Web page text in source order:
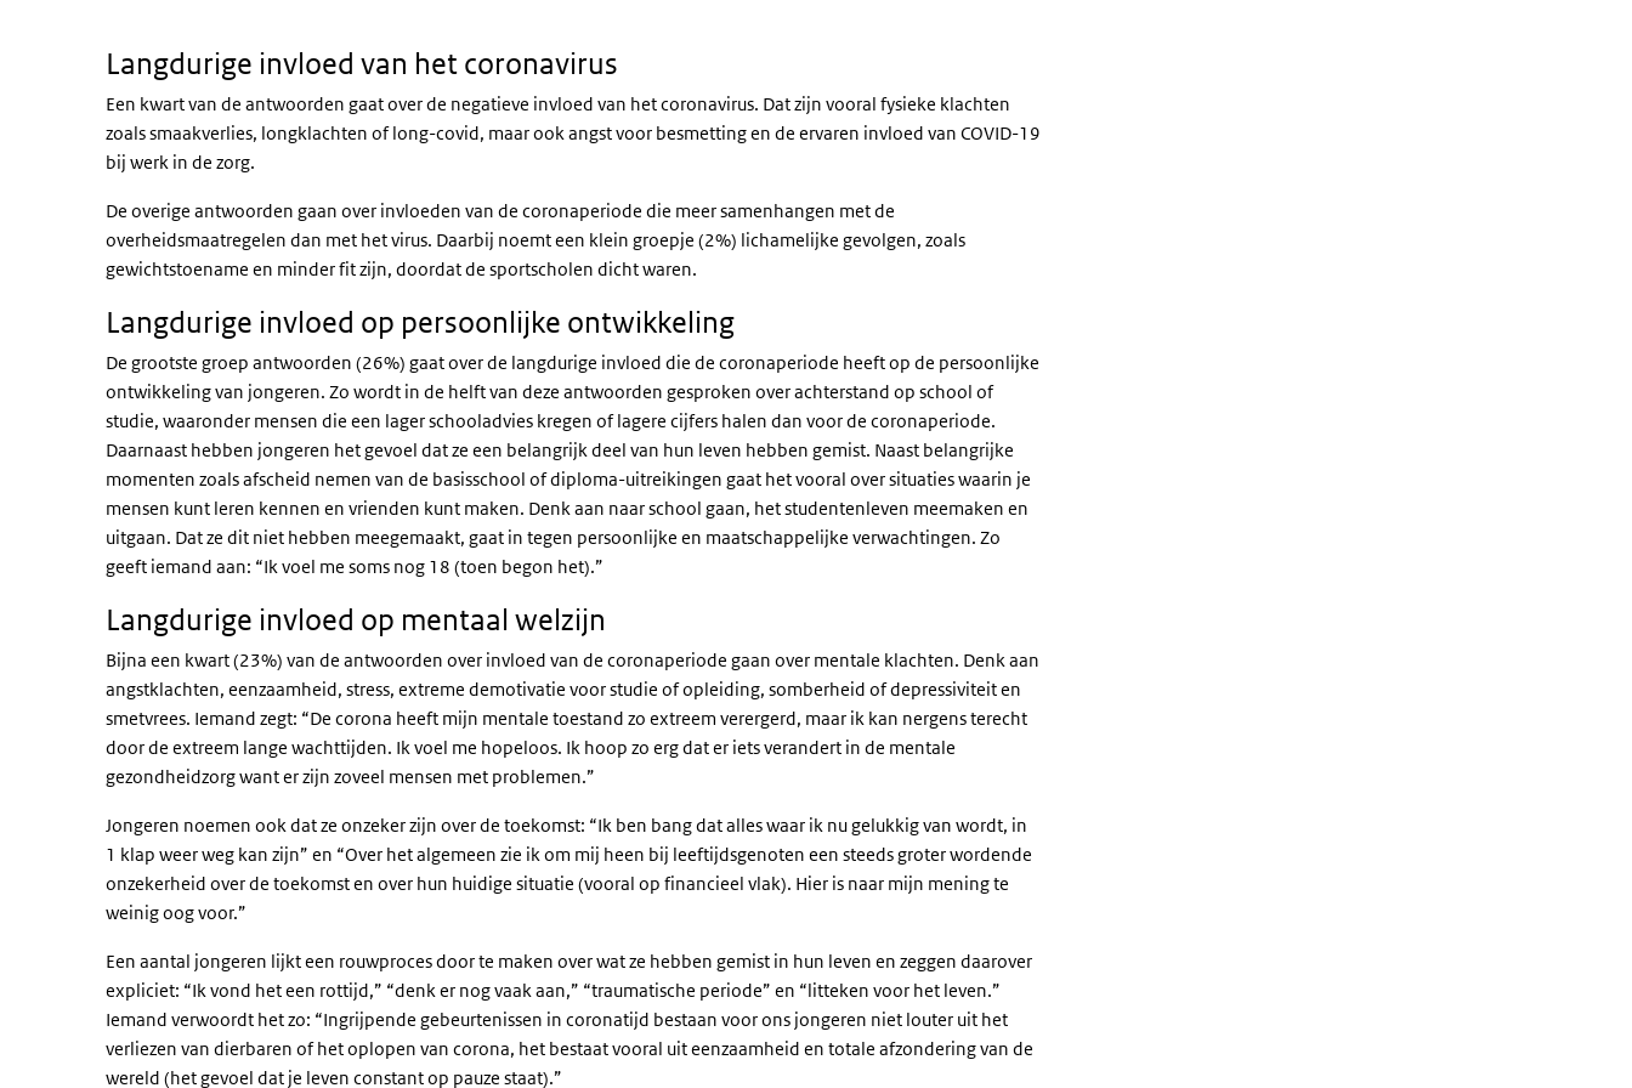
Langdurige invloed van het coronavirus
Een kwart van de antwoorden gaat over de negatieve invloed van het coronavirus. Dat zijn vooral fysieke klachten
zoals smaakverlies, longklachten of long-covid, maar ook angst voor besmetting en de ervaren invloed van COVID-19
bij werk in de zorg.
De overige antwoorden gaan over invloeden van de coronaperiode die meer samenhangen met de
overheidsmaatregelen dan met het virus. Daarbij noemt een klein groepje (2%) lichamelijke gevolgen, zoals
gewichtstoename en minder fit zijn, doordat de sportscholen dicht waren.
Langdurige invloed op persoonlijke ontwikkeling
De grootste groep antwoorden (26%) gaat over de langdurige invloed die de coronaperiode heeft op de persoonlijke
ontwikkeling van jongeren. Zo wordt in de helft van deze antwoorden gesproken over achterstand op school of
studie, waaronder mensen die een lager schooladvies kregen of lagere cijfers halen dan voor de coronaperiode.
Daarnaast hebben jongeren het gevoel dat ze een belangrijk deel van hun leven hebben gemist. Naast belangrijke
momenten zoals afscheid nemen van de basisschool of diploma-uitreikingen gaat het vooral over situaties waarin je
mensen kunt leren kennen en vrienden kunt maken. Denk aan naar school gaan, het studentenleven meemaken en
uitgaan. Dat ze dit niet hebben meegemaakt, gaat in tegen persoonlijke en maatschappelijke verwachtingen. Zo
geeft iemand aan: “Ik voel me soms nog 18 (toen begon het).”
Langdurige invloed op mentaal welzijn
Bijna een kwart (23%) van de antwoorden over invloed van de coronaperiode gaan over mentale klachten. Denk aan
angstklachten, eenzaamheid, stress, extreme demotivatie voor studie of opleiding, somberheid of depressiviteit en
smetvrees. Iemand zegt: “De corona heeft mijn mentale toestand zo extreem verergerd, maar ik kan nergens terecht
door de extreem lange wachttijden. Ik voel me hopeloos. Ik hoop zo erg dat er iets verandert in de mentale
gezondheidzorg want er zijn zoveel mensen met problemen.”
Jongeren noemen ook dat ze onzeker zijn over de toekomst: “Ik ben bang dat alles waar ik nu gelukkig van wordt, in
1 klap weer weg kan zijn” en “Over het algemeen zie ik om mij heen bij leeftijdsgenoten een steeds groter wordende
onzekerheid over de toekomst en over hun huidige situatie (vooral op financieel vlak). Hier is naar mijn mening te
weinig oog voor.”
Een aantal jongeren lijkt een rouwproces door te maken over wat ze hebben gemist in hun leven en zeggen daarover
expliciet: “Ik vond het een rottijd,” “denk er nog vaak aan,” “traumatische periode” en “litteken voor het leven.”
Iemand verwoordt het zo: “Ingrijpende gebeurtenissen in coronatijd bestaan voor ons jongeren niet louter uit het
verliezen van dierbaren of het oplopen van corona, het bestaat vooral uit eenzaamheid en totale afzondering van de
wereld (het gevoel dat je leven constant op pauze staat).”